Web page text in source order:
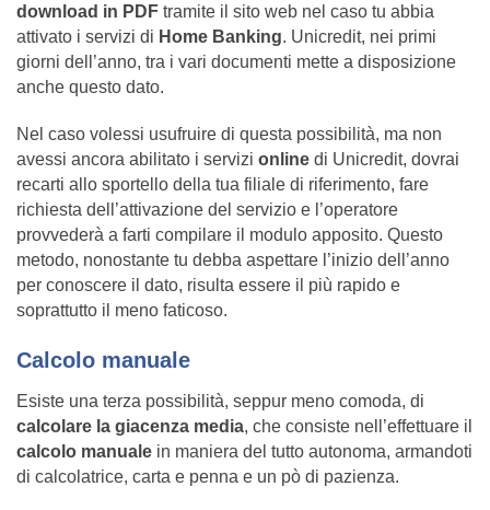
download in PDF tramite il sito web nel caso tu abbia
attivato i servizi di Home Banking. Unicredit, nei primi
giorni dell’anno, tra i vari documenti mette a disposizione
anche questo dato.
Nel caso volessi usufruire di questa possibilità, ma non
avessi ancora abilitato i servizi online di Unicredit, dovrai
recarti allo sportello della tua filiale di riferimento, fare
richiesta dell’attivazione del servizio e l’operatore
provvederà a farti compilare il modulo apposito. Questo
metodo, nonostante tu debba aspettare l’inizio dell’anno
per conoscere il dato, risulta essere il più rapido e
soprattutto il meno faticoso.
Calcolo manuale
Esiste una terza possibilità, seppur meno comoda, di
calcolare la giacenza media, che consiste nell’effettuare il
calcolo manuale in maniera del tutto autonoma, armandoti
di calcolatrice, carta e penna e un pò di pazienza.